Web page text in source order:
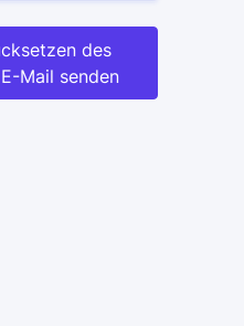
des
Mail senden